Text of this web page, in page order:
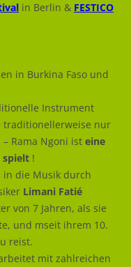
in Berlin & FESTICO
in Burkina Faso und
Instrument
traditionellerweise nur
Rama Ngoni ist eine
spielt !
die Musik durch
Limani Fatié
von 7 Jahren, als sie
und mseit ihrem 10.
reist.
mit zahlreichen